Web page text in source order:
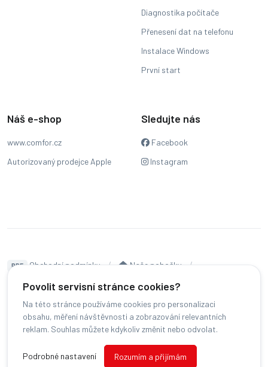
Povolit servisní stránce cookies?
Na této stránce používáme cookies pro personalizaci
obsahu, měření návštěvnosti a zobrazování relevantních
reklam. Souhlas můžete kdykoliv změnit nebo odvolat.
Podrobné nastavení Rozumím a přijímám
Diagnostika počítače
Přenesení dat na telefonu
Instalace Windows
První start
Náš e-shop
www.comfor.cz
Autorizovaný prodejce Apple
Sledujte nás
Facebook
Instagram
PDF Obchodní podmínky
Naše pobočky
Čeština
Všechna práva vyhrazena.
Změnit preference cookies